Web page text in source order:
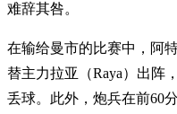
难辞其咎。
在输给曼市的比赛中，阿
替主力拉亚（Raya）出阵
丢球。此外，炮兵在前60